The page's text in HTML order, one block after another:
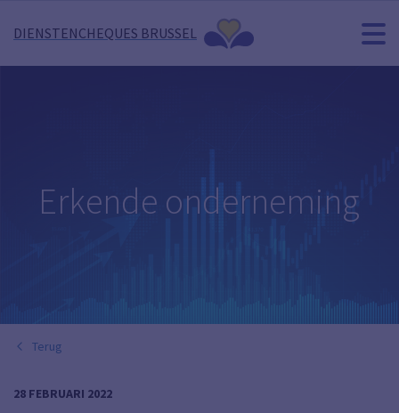
DIENSTENCHEQUES BRUSSEL
Erkende onderneming
Terug
28 FEBRUARI 2022